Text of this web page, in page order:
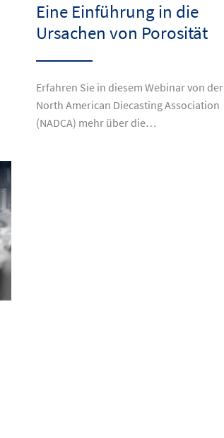
Eine Einführung in die
Ursachen von Porosität
Erfahren Sie in diesem Webinar von der
North American Diecasting Association
(NADCA) mehr über die…